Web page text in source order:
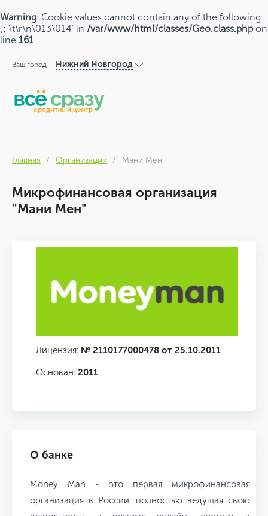
Warning: Cookie values cannot contain any of the following
',; \t\r\n\013\014' in /var/www/html/classes/Geo.class.phpon
line 161
Ваш город Нижний Новгород
Главная Организации Мани Мен
Микрофинансовая организация
"Мани Мен"
Лицензия: № 2110177000478 от 25.10.2011
Основан: 2011
О банке
Money Man - это первая микрофинансовая
организация в России, полностью ведущая свою